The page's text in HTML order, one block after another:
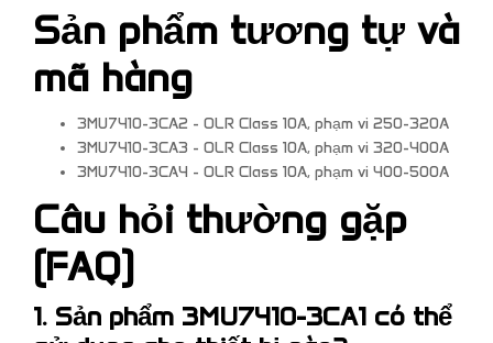
Sản phẩm tương tự và
mã hàng
3MU7410-3CA2 - OLR Class 10A, phạm vi 250-320A
3MU7410-3CA3 - OLR Class 10A, phạm vi 320-400A
3MU7410-3CA4 - OLR Class 10A, phạm vi 400-500A
Câu hỏi thường gặp
(FAQ)
1. Sản phẩm 3MU7410-3CA1 có thể